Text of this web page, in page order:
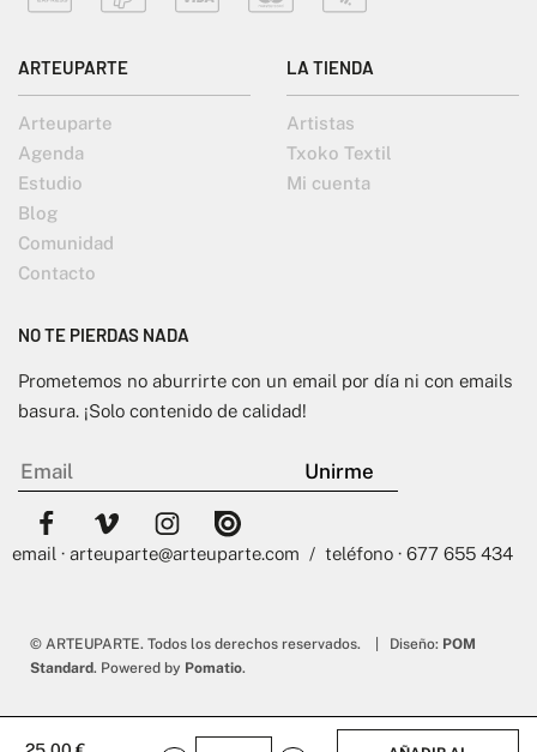
ARTEUPARTE
Arteuparte
Agenda
Estudio
Blog
Comunidad
Contacto
LA TIENDA
Artistas
Txoko Textil
Mi cuenta
NO TE PIERDAS NADA
Prometemos no aburrirte con un email por día ni con emails
basura. ¡Solo contenido de calidad!
email · arteuparte@arteuparte.com / teléfono · 677 655 434
© ARTEUPARTE. Todos los derechos reservados. | Diseño: POM
Standard. Powered by Pomatio.